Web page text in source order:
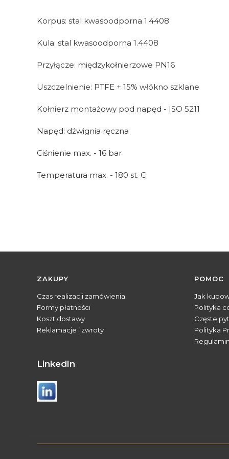
Korpus: stal kwasoodporna 1.4408
Kula: stal kwasoodporna 1.4408
Przyłącze: międzykołnierzowe PN16
Uszczelnienie: PTFE + 15% włókno szklane
Kołnierz montażowy pod napęd - ISO 5211
Napęd: dźwignia ręczna
Ciśnienie max. - 16 bar
Temperatura max. - 180 st. C
Linki w stopce
ZAKUPY
Czas realizacji zamówienia
Formy płatności
Koszt dostawy
Reklamacje i zwroty
POMOC
Jak
Polityka
Częste
Polityka
Linkedln